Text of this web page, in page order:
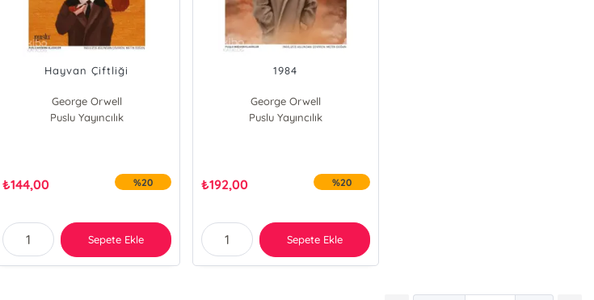
Hayvan Çiftliği
George Orwell
Puslu Yayıncılık
₺144,00 %20
Sepete Ekle
1984
George Orwell
Puslu Yayıncılık
₺192,00 %20
Sepete Ekle